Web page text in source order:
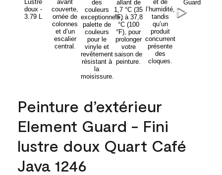
Peinture d’extérieur
Element Guard - Fini
lustre doux Quart Café
Java 1246